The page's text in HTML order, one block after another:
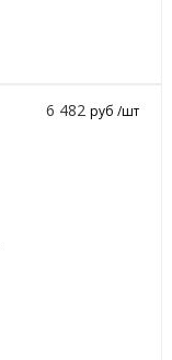
6 482руб /шт